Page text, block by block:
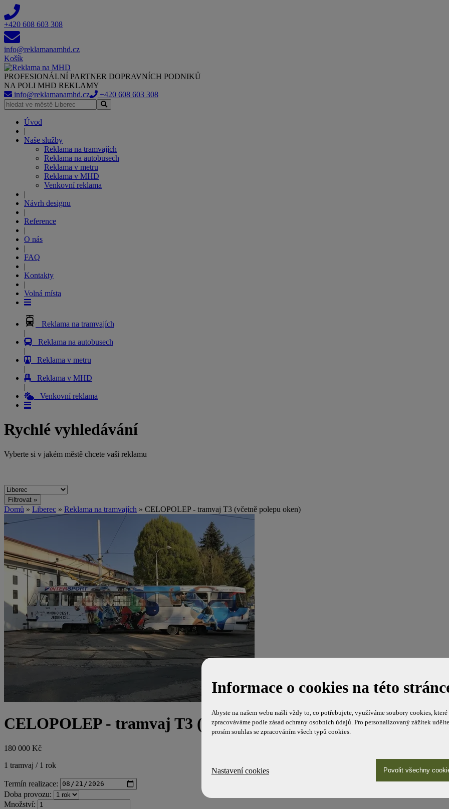
+420 608 603 308
info@reklamanamhd.cz
Košík
PROFESIONÁLNÍ PARTNER DOPRAVNÍCH PODNIKŮ
NA POLI MHD REKLAMY
info@reklamanamhd.cz
+420 608 603 308
Úvod
|
Naše služby
Reklama na tramvajích
Reklama na autobusech
Reklama v metru
Reklama v MHD
Venkovní reklama
|
Návrh designu
|
Reference
|
O nás
|
FAQ
|
Kontakty
|
Volná místa
Reklama na tramvajích
|
Reklama na autobusech
|
Reklama v metru
|
Reklama v MHD
|
Venkovní reklama
Rychlé vyhledávání
Vyberte si v jakém městě chcete vaši reklamu
Domů » Liberec » Reklama na tramvajích » CELOPOLEP - tramvaj T3 (včetně polepu oken)
CELOPOLEP - tramvaj T3 (včetně polepu oken)
180 000 Kč
1 tramvaj / 1 rok
Termín realizace:
Doba provozu:
Množství:
Informace o cookies na této
Abyste na našem webu našli vždy to, co potřebujete, využíváme soubory cookies, které
zpracováváme podle zásad ochrany osobních údajů. Pro personalizovaný zážitek udělte
prosím souhlas se zpracováním všech typů cookies.
Nastavení cookies